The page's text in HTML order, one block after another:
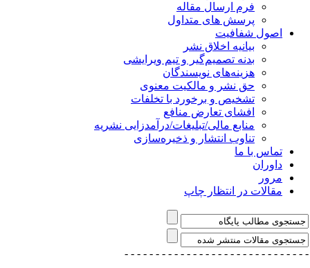
فرم ارسال مقاله
پرسش های متداول
اصول شفافیت
بیانیه اخلاق نشر
بدنه تصمیم‌گیر و تیم ویرایشی
هزینه‌های نویسندگان
حق نشر و مالکیت معنوی
تشخیص و برخورد با تخلفات
افشای تعارض منافع
منابع مالی/تبلیغات/درآمدزایی نشریه
تناوب انتشار و ذخیره‌سازی
تماس با ما
داوران
مرور
مقالات در انتظار چاپ
- - - - - - - - - - - - -
- - - - - - - - - - - - - - -